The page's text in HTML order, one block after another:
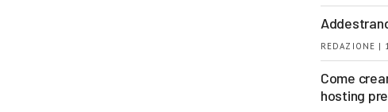
REDAZIONE |
Come
hosting